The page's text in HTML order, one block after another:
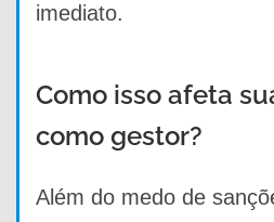
imediato.
Como isso afeta
como gestor?
Além do medo de